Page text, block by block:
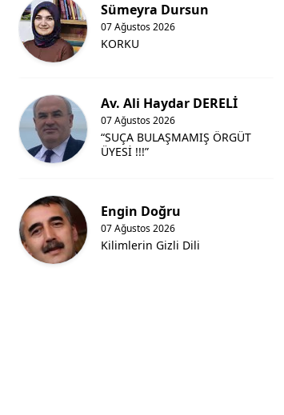
Sümeyra Dursun
07 Ağustos 2026
KORKU
Av. Ali Haydar DERELİ
07 Ağustos 2026
“SUÇA BULAŞMAMIŞ ÖRGÜT
ÜYESİ !!!”
Engin Doğru
07 Ağustos 2026
Kilimlerin Gizli Dili